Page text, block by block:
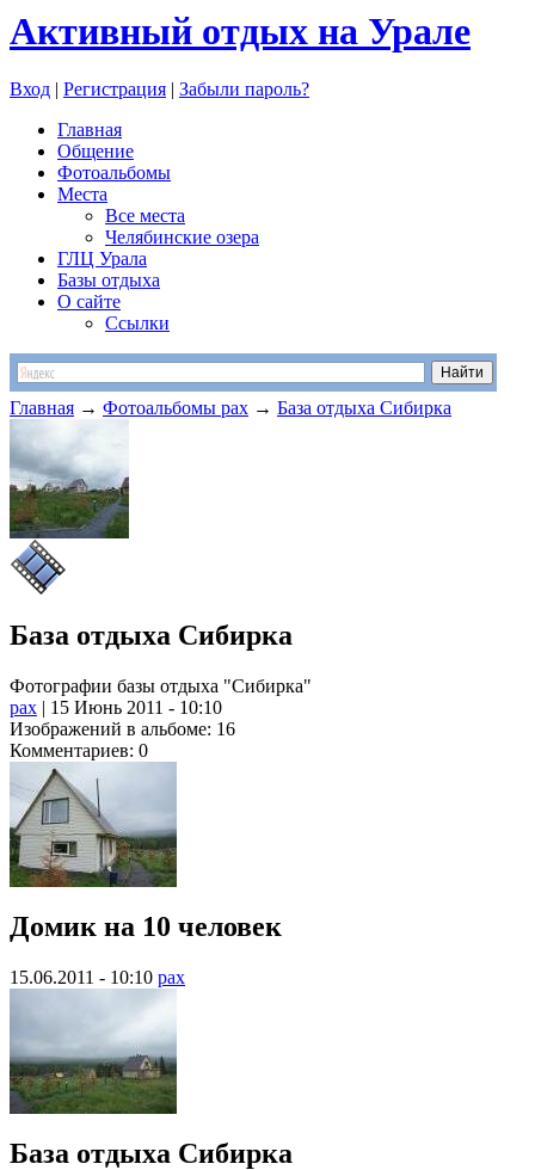
Активный отдых на Урале
Вход | Регистрация | Забыли пароль?
Главная
Общение
Фотоальбомы
Места
Все места
Челябинские озера
ГЛЦ Урала
Базы отдыха
О сайте
Ссылки
Главная → Фотоальбомы pax → База отдыха Сибирка
База отдыха Сибирка
Фотографии базы отдыха "Сибирка"
pax | 15 Июнь 2011 - 10:10
Изображений в альбоме: 16
Комментариев: 0
Домик на 10 человек
15.06.2011 - 10:10 pax
База отдыха Сибирка